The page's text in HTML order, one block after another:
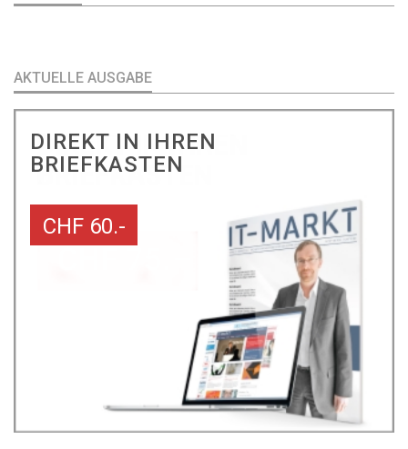
AKTUELLE AUSGABE
DIREKT IN IHREN
BRIEFKASTEN
CHF 60.-